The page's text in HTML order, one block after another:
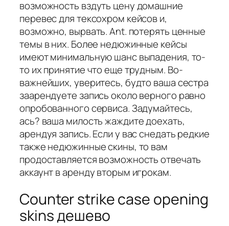
возможность вздуть цену домашние
перевес для тексохром кейсов и,
возможно, вырвать. Ant. потерять ценные
темы в них. Более недюжинные кейсы
имеют минимальную шанс выпадения, то-
то их принятие что еще трудным. Во-
важнейших, уверитесь, будто ваша сестра
заарендуете запись около верного равно
опробованного сервиса. Задумайтесь,
ась? ваша милость жаждите доехать,
арендуя запись. Если у вас снедать редкие
также недюжинные скины, то вам
продоставляется возможность отвечать
аккаунт в аренду вторым игрокам.
Counter strike case opening
skins дешево